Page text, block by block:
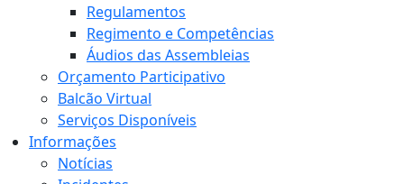
Regulamentos
Regimento e Competências
Áudios das Assembleias
Orçamento Participativo
Balcão Virtual
Serviços Disponíveis
Informações
Notícias